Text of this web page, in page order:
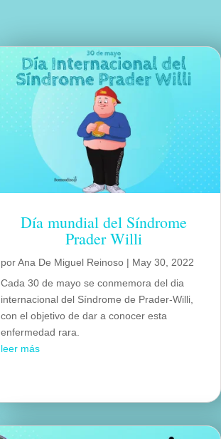
Día mundial del Síndrome
Prader Willi
porAna De Miguel Reinoso | May 30, 2022
Cada 30 de mayo se conmemora del dia
internacional del Síndrome de Prader-Willi,
con el objetivo de dar a conocer esta
enfermedad rara.
leer más